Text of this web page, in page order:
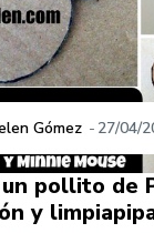
Gómez - 27/04/
pollito de
y